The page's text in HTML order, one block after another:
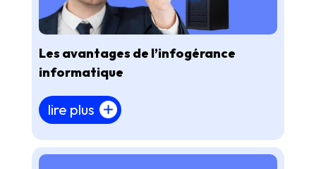
Les avantages de l’infogérance
informatique
lire plus